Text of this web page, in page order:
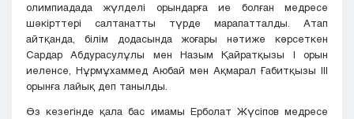
олимпиадада жүлделі орындарға ие болған медресе
шәкірттері салтанатты түрде марапатталды. Атап
айтқанда, білім додасында жоғары нәтиже көрсеткен
Сардар Абдурасулұлы мен Назым Қайратқызы І орын
иеленсе, Нұрмұхаммед Аюбай мен Ақмарал Ғабитқызы ІІІ
орынға лайық деп танылды.
Өз кезегінде қала бас имамы Ерболат Жүсіпов медресе